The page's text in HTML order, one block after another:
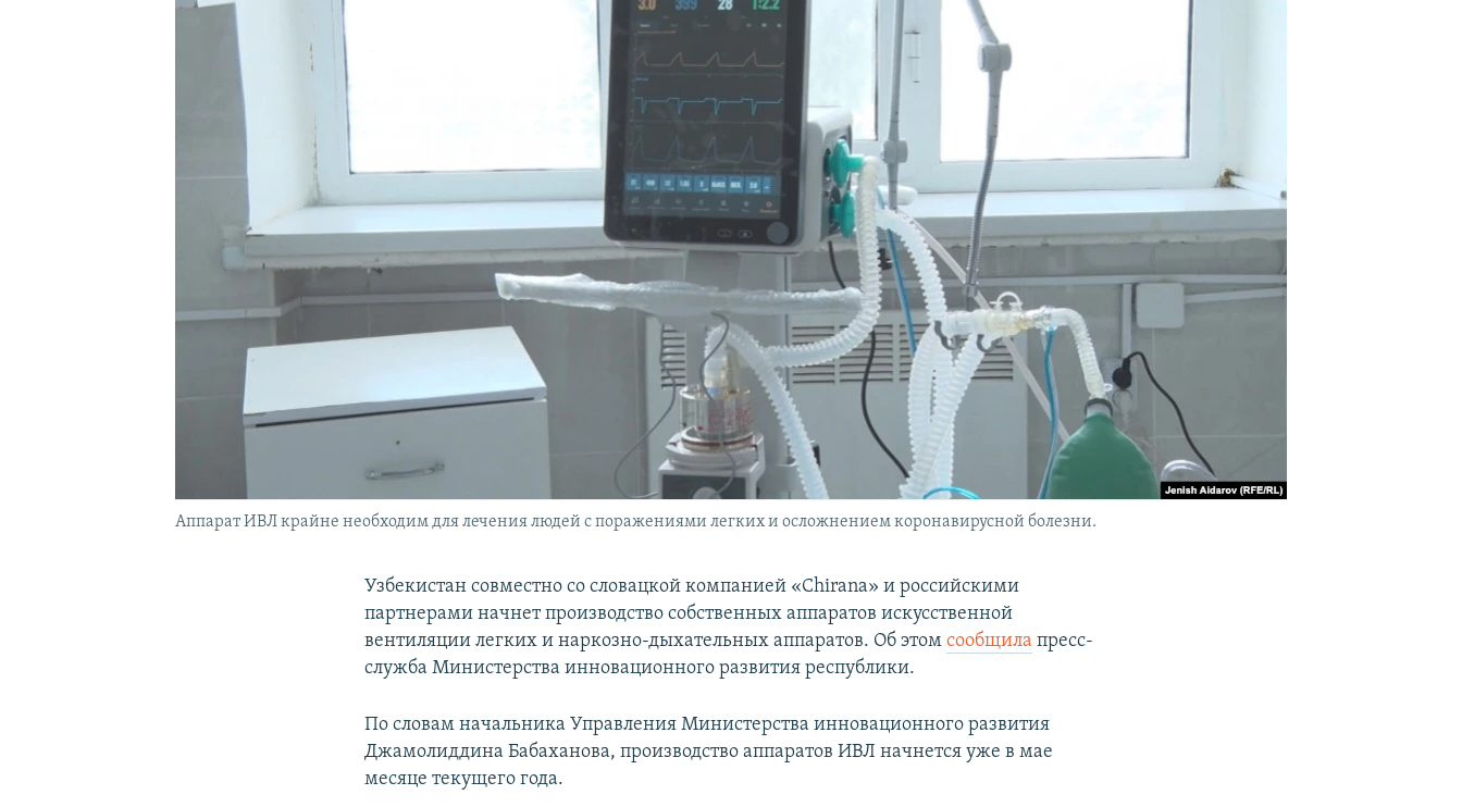
Аппарат ИВЛ крайне необходим для лечения людей с поражениями легких и осложнением коронавирусной болезни.
Узбекистан совместно со словацкой компанией «Chirana» и российскими
партнерами начнет производство собственных аппаратов искусственной
вентиляции легких и наркозно-дыхательных аппаратов. Об этомсообщила пресс-
служба Министерства инновационного развития республики.
По словам начальника Управления Министерства инновационного развития
Джамолиддина Бабаханова, производство аппаратов ИВЛ начнется уже в мае
месяце текущего года.